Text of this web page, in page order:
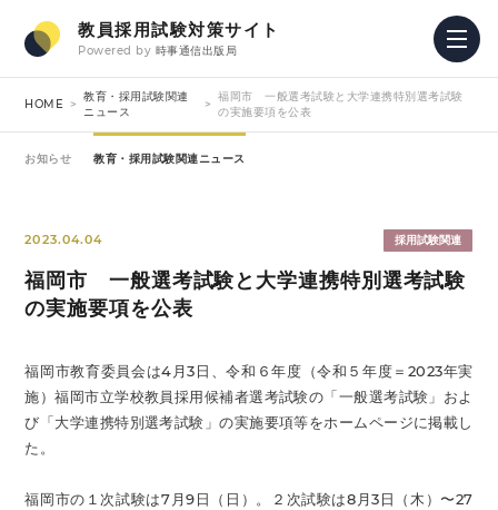
教員採用試験対策サイト
Powered by 時事通信出版局
HOME
教育・採用試験関連
ニュース
福岡市 一般選考試験と大学連携特別選考試験
の実施要項を公表
お知らせ 教育・採用試験関連ニュース
2023.04.04 採用試験関連
福岡市 一般選考試験と大学連携特別選考試験
の実施要項を公表
福岡市教育委員会は4月3日、令和６年度（令和５年度＝2023年実
施）福岡市立学校教員採用候補者選考試験の「一般選考試験」およ
び「大学連携特別選考試験」の実施要項等をホームページに掲載し
た。
福岡市の１次試験は7月9日（日）。２次試験は8月3日（木）〜27